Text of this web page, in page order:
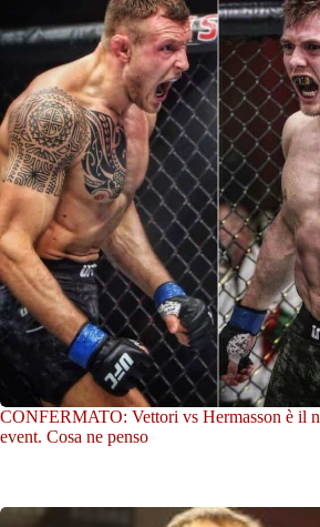
CONFERMATO: Vettori vs Hermasson è il
event. Cosa ne penso